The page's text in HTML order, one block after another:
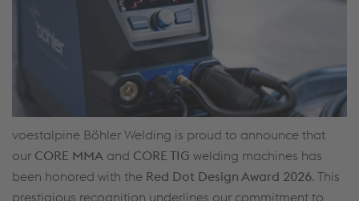
voestalpine Böhler Welding is proud to announce that
ourCORE MMAandCORE TIGwelding machines has
been honored with theRed Dot Design Award 2026. This
prestigious recognition underlines our commitment to
advanced welding technology, user-oriented design, and
industrial excellence. We are delivering solutions that